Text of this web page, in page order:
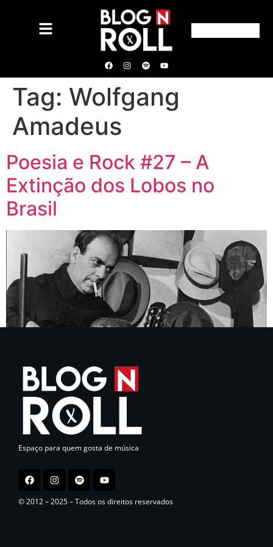
Tag: Wolfgang
Amadeus
Poesia e Rock #27 – A
Extinção dos Lobos no
Brasil
Espaço para quem gosta de música
© 2012 – 2025 – Todos os direitos reservados